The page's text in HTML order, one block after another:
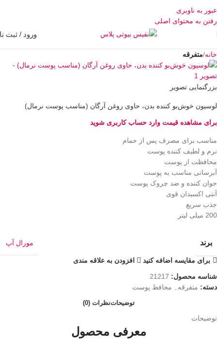
عبور به ناوبری
رفتن به محتوای اصلی
ورود / ثبت
خانه متفرقه
بزرگنمایی تصویر
لوسیون خوش‌بو کننده بدن، حاوی روغن آرگان (مناسب پوست نرمال)
برای مشاهده قیمت وارد حساب کاربری شوید
مناسب برای مصرف پس از حمام
نرم و لطیف کننده پوست
محافظت از پوست
آبرسانی مناسب به پوست
جوان کننده و ضد چروک پوست
آنتی اکسیدان قوی
جذب سریع
200 میلی لیتر
برند مورال آپ
برای مقایسه اضافه کنید افزودن به علاقه مندی
شناسه محصول: 21217
دسته: متفرقه , محافظ پوست
توضیحاتنظرات (0)
توضیحات
معرفی محصول